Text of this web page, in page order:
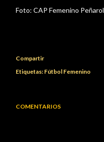
Foto: CAP Femenino Peñarol
Compartir
Etiquetas: Fútbol Femenino
COMENTARIOS